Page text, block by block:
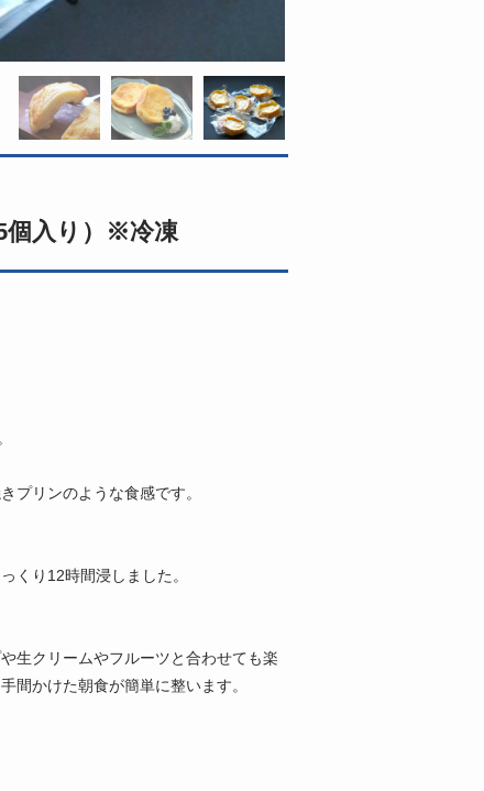
個入り）※冷凍
プリンのような食感です。
くり12時間浸しました。
生クリームやフルーツと合わせても楽
間かけた朝食が簡単に整います。